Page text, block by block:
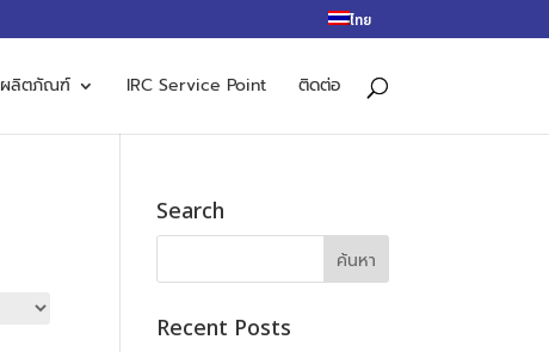
ไทย
ผลิตภัณฑ์ IRC Service Point ติดต่อ
Search
Recent Posts